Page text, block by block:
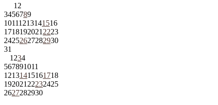
1 2
3456789
10111213141516
1718192021 2223
24252627282930
31
1 234
567891011
12131415161718
192021 22232425
2627282930